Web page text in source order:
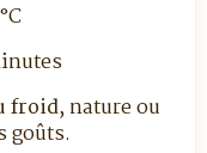
froid, nature ou
goûts.